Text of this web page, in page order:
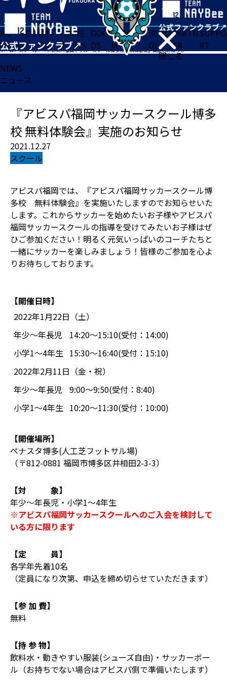
閉じる
HO
ME
TICK
ET
MAT
CH
TEA
M
NE
WS
GOO
DS
FA
N
ACADE
MY
SCHO
OL
PARTN
ER
SUPPO
RT
ホーム>スクール>『アビスパ福岡サッカースクール博多校 無料体験会』実施のお知らせ
NEWS
ニュース
『アビスパ福岡サッカースクール博多
校 無料体験会』実施のお知らせ
2021.12.27
スクール
アビスパ福岡では、『アビスパ福岡サッカースクール博
多校 無料体験会』を実施いたしますのでお知らせいた
します。これからサッカーを始めたいお子様やアビスパ
福岡サッカースクールの指導を受けてみたいお子様はぜ
ひご参加ください！明るく元気いっぱいのコーチたちと
一緒にサッカーを楽しみましょう！皆様のご参加を心よ
りお待ちしております。
【開催日時】
2022年1月22日（土）
年少〜年長児
14:20〜15:10(受付：14:00)
小学1〜4年生 15:30〜16:40(受付：15:10)
2022年2月11日（金・祝）
年少〜年長児
9:00〜9:50(受付：8:40)
小学1〜4年生 10:20〜11:30(受付：10:00)
【開催場所】
ペナスタ博多(人工芝フットサル場)
（〒812-0881 福岡市博多区井相田2-3-3）
【対 象】
年少〜年長児・小学1〜4年生
※アビスパ福岡サッカースクールへのご入会を検討して
いる方に限ります
【定 員】
各学年先着10名
（定員になり次第、申込を締め切らせていただきます）
【参 加 費】
無料
【持 参 物】
飲料水・動きやすい服装(シューズ自由)・サッカーボー
ル（お持ちでない場合はアビスパ側で準備いたします）